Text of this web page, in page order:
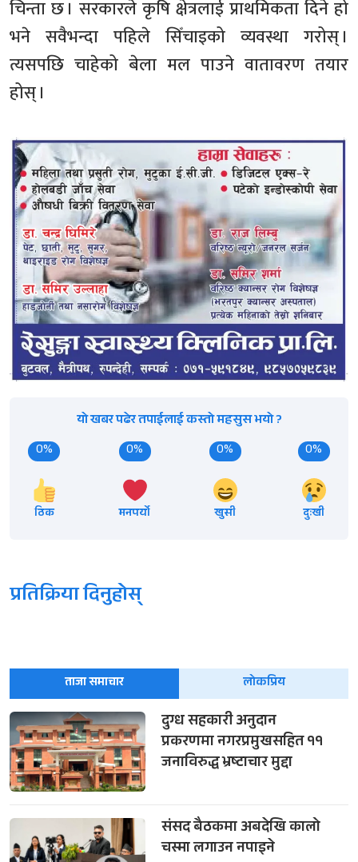
चिन्ता छ । सरकारले कृषि क्षेत्रलाई प्राथमिकता दिने हो
भने सवैभन्दा पहिले सिँचाइको व्यवस्था गरोस् ।
त्यसपछि चाहेको बेला मल पाउने वातावरण तयार
होस् ।
यो खबर पढेर तपाईलाई कस्तो महसुस भयो ?
0%
ठिक
0%
मनपर्यो
0%
खुसी
0%
दुःखी
प्रतिक्रिया दिनुहोस्
ताजा समाचार लोकप्रिय
दुग्ध सहकारी अनुदान
प्रकरणमा नगरप्रमुखसहित ११
जनाविरुद्ध भ्रष्टाचार मुद्दा
संसद बैठकमा अबदेखि कालो
चस्मा लगाउन नपाइने